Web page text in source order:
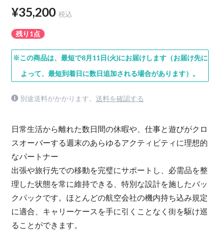
¥35,200 税込
残り1点
※この商品は、最短で8月11日(火)にお届けします（お届け先に
よって、最短到着日に数日追加される場合があります）。
別途送料がかかります。 送料を確認する
日常生活から離れた数日間の休暇や、仕事と遊びがクロ
スオーバーする週末のあらゆるアクティビティに理想的
なパートナー
出張や旅行先での移動を完璧にサポートし、必需品を整
理した状態を常に維持できる、特別な設計を施したバッ
クパックです。ほとんどの航空会社の機内持ち込み規定
に適合、キャリーケースを手に引くことなく街を駆け巡
ることができます。